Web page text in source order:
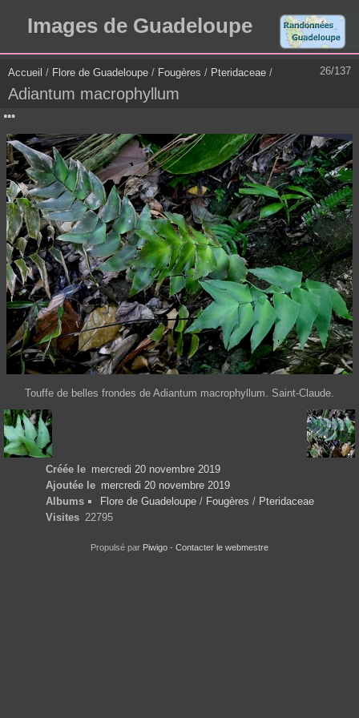
Images de Guadeloupe
26/137
Accueil / Flore de Guadeloupe / Fougères / Pteridaceae /
Adiantum macrophyllum
Touffe de belles frondes de Adiantum macrophyllum. Saint-Claude.
Créée le mercredi 20 novembre 2019
Ajoutée le mercredi 20 novembre 2019
Albums
Flore de Guadeloupe/ Fougères / Pteridaceae
Visites 22795
Propulsé par Piwigo - Contacter le webmestre